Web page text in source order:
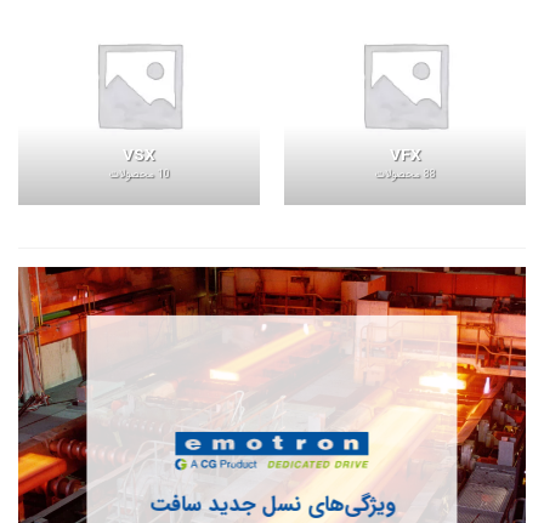
VFX
88 محصولات
VSX
10 محصولات
ویژگی‌های نسل جدید سافت